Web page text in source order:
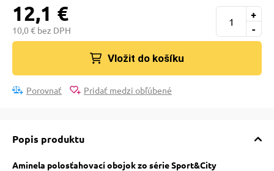
12,1 €
10,0 € bez DPH -
+
Vložit do košíku
Porovnať Pridať medzi obľúbené
Popis produktu
Aminela polosťahovací obojok zo série Sport&City